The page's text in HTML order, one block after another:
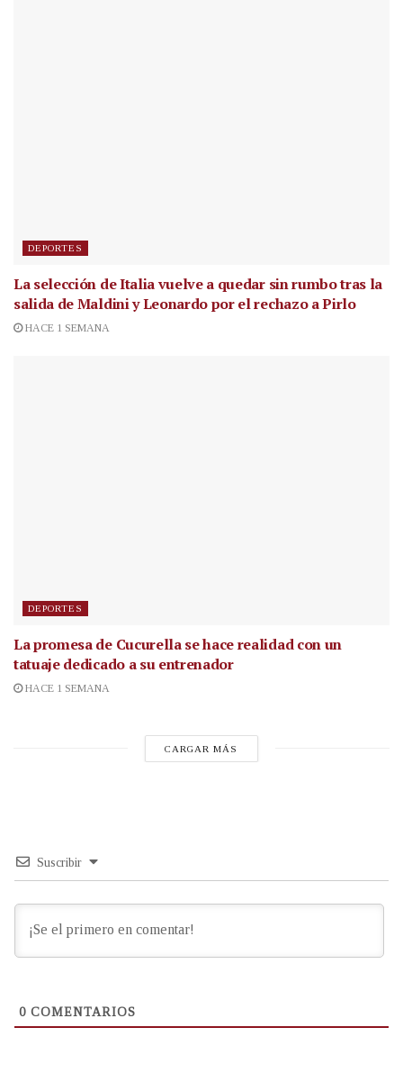
DEPORTES
La selección de Italia vuelve a quedar sin rumbo tras la
salida de Maldini y Leonardo por el rechazo a Pirlo
HACE 1 SEMANA
DEPORTES
La promesa de Cucurella se hace realidad con un
tatuaje dedicado a su entrenador
HACE 1 SEMANA
CARGAR MÁS
Suscribir
0 COMENTARIOS